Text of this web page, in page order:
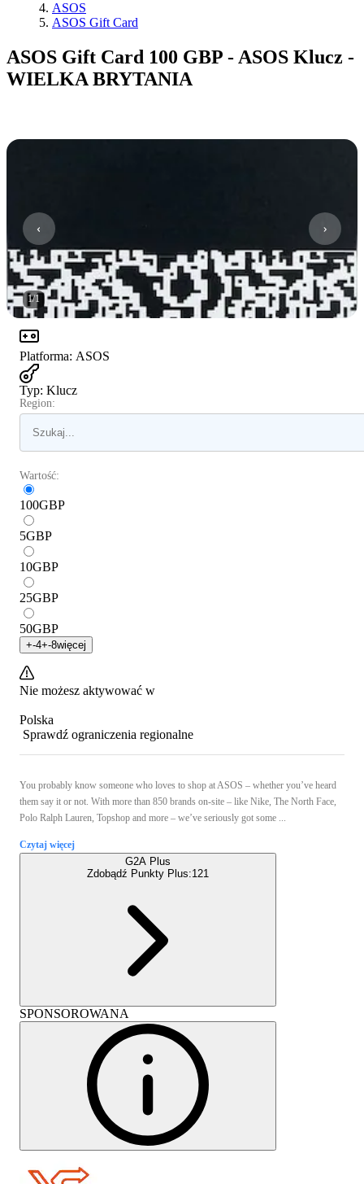
ASOS
ASOS Gift Card
ASOS Gift Card 100 GBP - ASOS Klucz -
WIELKA BRYTANIA
1/1
Platforma: ASOS
Typ: Klucz
Region:
Wartość:
100GBP
5GBP
10GBP
25GBP
50GBP
+-4+-8więcej
Nie możesz aktywować w
Polska
Sprawdź ograniczenia regionalne
You probably know someone who loves to shop at ASOS – whether you’ve heard
them say it or not. With more than 850 brands on-site – like Nike, The North Face,
Polo Ralph Lauren, Topshop and more – we’ve seriously got some ...
Czytaj więcej
G2A Plus
Zdobądź Punkty Plus:121
SPONSOROWANA